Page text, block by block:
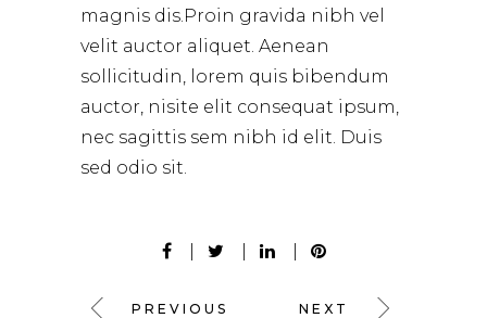
magnis dis.Proin gravida nibh vel
velit auctor aliquet. Aenean
sollicitudin, lorem quis bibendum
auctor, nisite elit consequat ipsum,
nec sagittis sem nibh id elit. Duis
sed odio sit.
PREVIOUS NEXT